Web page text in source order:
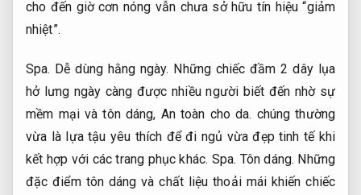
cho đến giờ cơn nóng vẫn chưa sở hữu tín hiệu “giảm
nhiệt”.
Spa. Dễ dùng hằng ngày. Những chiếc đầm 2 dây lụa
hở lưng ngày càng được nhiều người biết đến nhờ sự
mềm mại và tôn dáng, An toàn cho da. chúng thường
vừa là lựa tậu yêu thích để đi ngủ vừa đẹp tinh tế khi
kết hợp với các trang phục khác. Spa. Tôn dáng. Những
đặc điểm tôn dáng và chất liệu thoải mái khiến chiếc